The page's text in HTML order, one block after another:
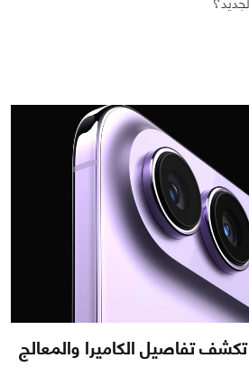
تسريبات آيفون اير 2 تكشف تفاصيل الكاميرا والمعالج